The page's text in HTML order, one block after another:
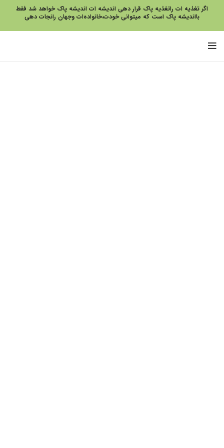
اگر تغذیه ات راتغذیه پاک قرار دهی اندیشه ات اندیشه پاک خواهد شد فقط
بااندیشه پاک است که میتوانی خودت،خانواده‌ات وجهان رانجات دهی